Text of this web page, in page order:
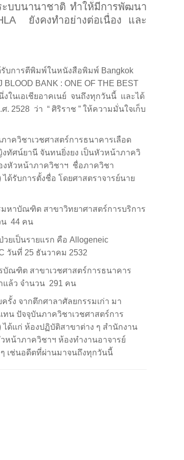
ะบบนานาชาติ ทำให้มีการพัฒนา
ยังคงทำอย่างต่อเนื่อง และ
รับการตีพิมพ์ในหนังสือพิมพ์ Bangkok
BANK : ONE OF THE BEST
งในเอเชียอาคเนย์ จนถึงทุกวันนี้ และได้
2528 ว่า “ ศิริราช ” ให้ความมั่นใจเก็บ
ควิชาเวชศาสตร์การธนาคารเลือด
ศน์ยานี จันทนยิ่งยง เป็นหัวหน้าภาควิ
งหัวหน้าภาควิชาฯ ชื่อภาควิชา
ได้รับการตั้งชื่อ โดยศาสตราจารย์นาย
หาบัณฑิต สาขาวิทยาศาสตร์การบริการ
น 44 คน
ยเป็นรายแรก คือ Allogeneic
วันที่ 25 ธันวาคม 2532
บัณฑิต สาขาเวชศาสตร์การธนาคาร
าแล้ว จำนวน 291 คน
ง จากตึกศาลาศัลยกรรมเก่า มา
ทน ปัจจุบันภาควิชาเวชศาสตร์การ
ด้แก่ ห้องปฏิบัติสาขาต่าง ๆ สำนักงาน
น้าภาควิชาฯ ห้องทำงานอาจารย์
เช่นอดีตที่ผ่านมาจนถึงทุกวันนี้